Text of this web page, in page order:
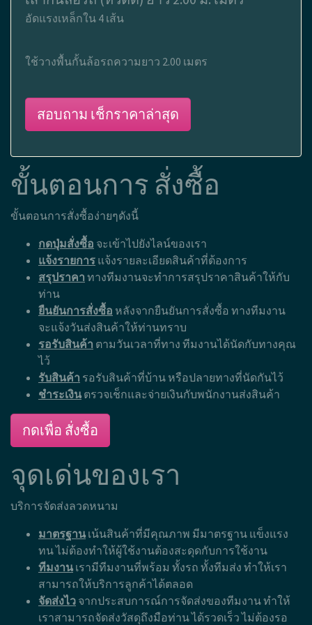
อัดแรงเหล็กใน 4 เส้น
ใช้วางพื้นกั้นล้อรถความยาว 2.00 เมตร
สอบถาม เช็กราคาล่าสุด
ขั้นตอนการ สั่งซื้อ
ขั้นตอนการสั่งซื้อง่ายๆดังนี้
กดปุ่มสั่งซื้อ จะเข้าไปยังไลน์ของเรา
แจ้งรายการ แจ้งรายละเอียดสินค้าที่ต้องการ
สรุปราคา ทางทีมงานจะทำการสรุปราคาสินค้าให้กับ
ท่าน
ยืนยันการสั่งซื้อ หลังจากยืนยันการสั่งซื้อ ทางทีมงาน
จะแจ้งวันส่งสินค้าให้ท่านทราบ
รอรับสินค้า ตามวันเวลาที่ทาง ทีมงานได้นัดกับทางคุณ
ไว้
รับสินค้า รอรับสินค้าที่บ้าน หรือปลายทางที่นัดกันไว้
ชำระเงิน ตรวจเช็กและจ่ายเงินกับพนักงานส่งสินค้า
กดเพื่อ สั่งซื้อ
จุดเด่นของเรา
บริการจัดส่งลวดหนาม
มาตรฐาน เน้นสินค้าที่มีคุณภาพ มีมาตรฐาน แข็งแรง
ทน ไม่ต้องทำให้ผู้ใช้งานต้องสะดุดกับการใช้งาน
ทีมงาน เรามีทีมงานที่พร้อม ทั้งรถ ทั้งทีมส่ง ทำให้เรา
สามารถให้บริการลูกค้าได้ตลอด
จัดส่งไว จากประสบการณ์การจัดส่งของทีมงาน ทำให้
เราสามารถจัดส่งวัสดุถึงมือท่าน ได้รวดเร็ว ไม่ต้องรอ